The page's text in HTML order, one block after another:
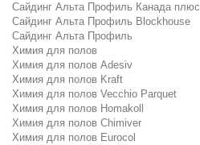
Сайдинг Альта Профиль Канада плюс
Сайдинг Альта Профиль Blockhouse
Сайдинг Альта Профиль
Химия для полов
Химия для полов Adesiv
Химия для полов Kraft
Химия для полов Vecchio Parquet
Химия для полов Homakoll
Химия для полов Chimiver
Химия для полов Eurocol